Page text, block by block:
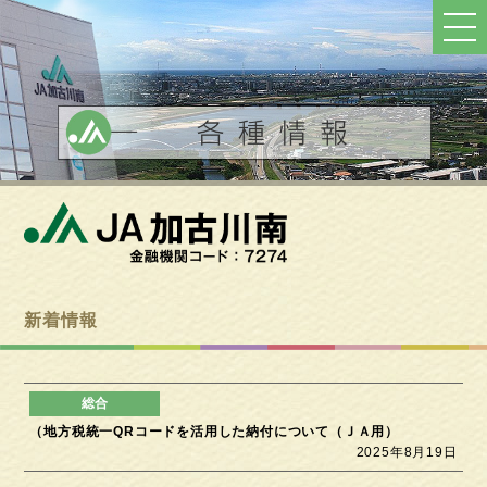
新着情報
（地方税統一QRコードを活用した納付について（ＪＡ用）
2025年8月19日